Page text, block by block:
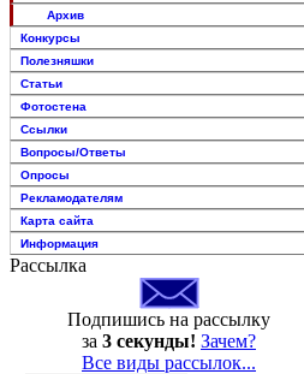
Архив
Конкурсы
Полезняшки
Статьи
Фотостена
Ссылки
Вопросы/Ответы
Опросы
Рекламодателям
Карта сайта
Информация
Рассылка
Подпишись на рассылку
за 3 секунды! Зачем?
Все виды рассылок...